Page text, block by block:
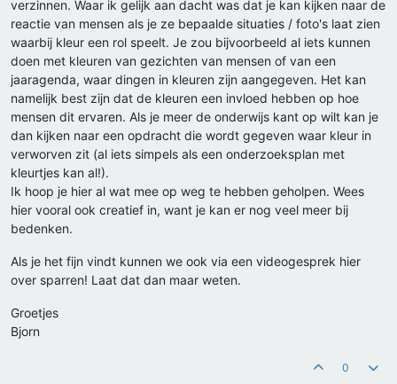
verzinnen. Waar ik gelijk aan dacht was dat je kan kijken naar de
reactie van mensen als je ze bepaalde situaties / foto's laat zien
waarbij kleur een rol speelt. Je zou bijvoorbeeld al iets kunnen
doen met kleuren van gezichten van mensen of van een
jaaragenda, waar dingen in kleuren zijn aangegeven. Het kan
namelijk best zijn dat de kleuren een invloed hebben op hoe
mensen dit ervaren. Als je meer de onderwijs kant op wilt kan je
dan kijken naar een opdracht die wordt gegeven waar kleur in
verworven zit (al iets simpels als een onderzoeksplan met
kleurtjes kan al!).
Ik hoop je hier al wat mee op weg te hebben geholpen. Wees
hier vooral ook creatief in, want je kan er nog veel meer bij
bedenken.
Als je het fijn vindt kunnen we ook via een videogesprek hier
over sparren! Laat dat dan maar weten.
Groetjes
Bjorn
0